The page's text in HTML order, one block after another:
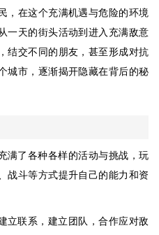
，在这个充满机遇与危险的环境
一天的街头活动到进入充满敌意
结交不同的朋友，甚至形成对抗
城市，逐渐揭开隐藏在背后的秘
满了各种各样的活动与挑战，玩
战斗等方式提升自己的能力和资
立联系，建立团队，合作应对敌